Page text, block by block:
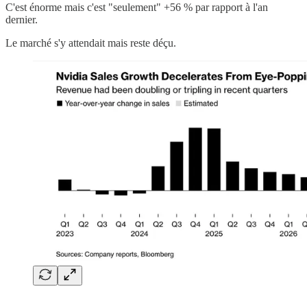
C'est énorme mais c'est "seulement" +56 % par rapport à l'an
dernier.
Le marché s'y attendait mais reste déçu.